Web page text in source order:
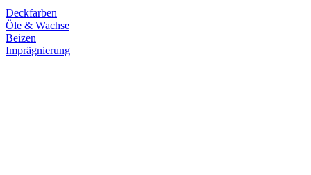
Deckfarben
Öle & Wachse
Beizen
Imprägnierung